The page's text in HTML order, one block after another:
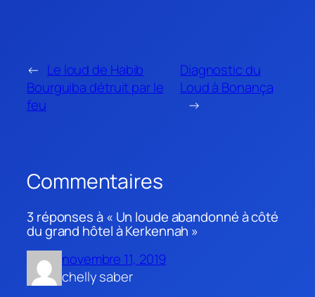
← Le loud de Habib
Bourguiba détruit par le
feu
Diagnostic du
Loud à Bonança
→
Commentaires
3 réponses à « Un loude abandonné à côté
du grand hôtel à Kerkennah »
novembre 11, 2019
chelly saber